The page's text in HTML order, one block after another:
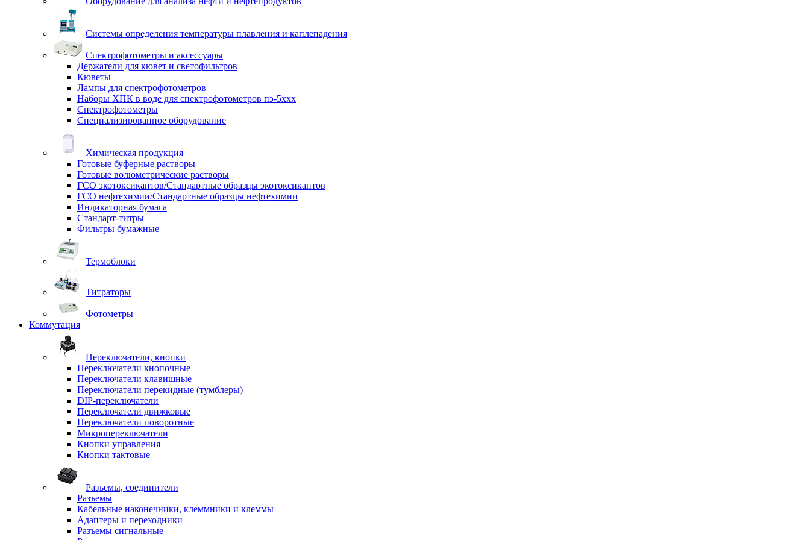
Системы определения температуры плавления и каплепадения
Спектрофотометры и аксессуары
Держатели для кювет и светофильтров
Кюветы
Лампы для спектрофотометров
Наборы ХПК в воде для спектрофотометров пэ-5ххх
Спектрофотометры
Специализированное оборудование
Химическая продукция
Готовые буферные растворы
Готовые волюметрические растворы
ГСО экотоксикантов/Стандартные образцы экотоксикантов
ГСО нефтехимии/Стандартные образцы нефтехимии
Индикаторная бумага
Стандарт-титры
Фильтры бумажные
Термоблоки
Титраторы
Фотометры
Коммутация
Переключатели, кнопки
Переключатели кнопочные
Переключатели клавишные
Переключатели перекидные (тумблеры)
DIP-переключатели
Переключатели движковые
Переключатели поворотные
Микропереключатели
Кнопки управления
Кнопки тактовые
Разъемы, соединители
Разъемы
Кабельные наконечники, клеммники и клеммы
Адаптеры и переходники
Разъемы сигнальные